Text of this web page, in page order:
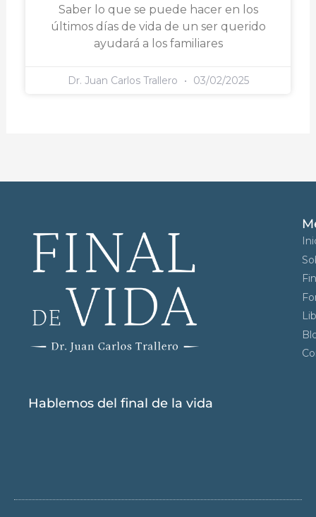
Saber lo que se puede hacer en los
últimos días de vida de un ser querido
ayudará a los familiares
Dr. Juan Carlos Trallero 03/02/2025
Hablemos del final de la vida